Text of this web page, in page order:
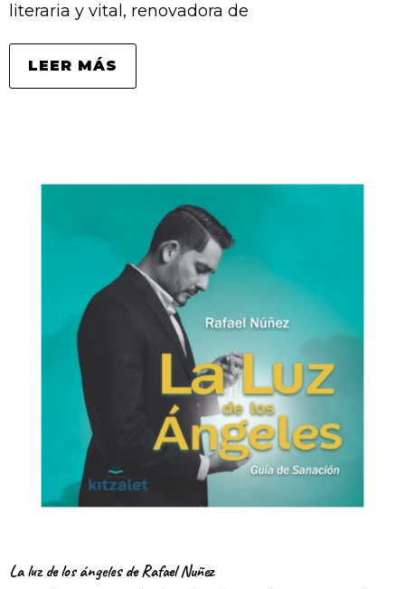
literaria y vital, renovadora de
LEER MÁS
La luz de los ángeles de Rafael Nuñez